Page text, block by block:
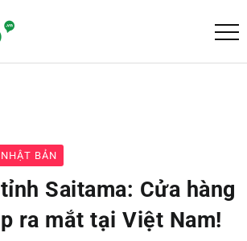
BẢN
Saitama: Cửa hàng
ra mắt tại Việt Nam!